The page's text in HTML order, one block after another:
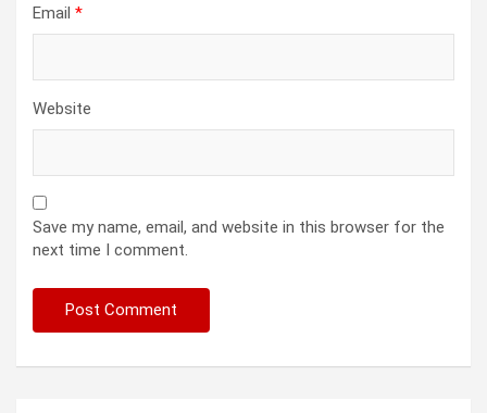
Email *
Website
Save my name, email, and website in this browser for the
next time I comment.